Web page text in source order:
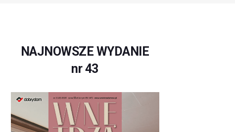
NAJNOWSZE WYDANIE
nr 43